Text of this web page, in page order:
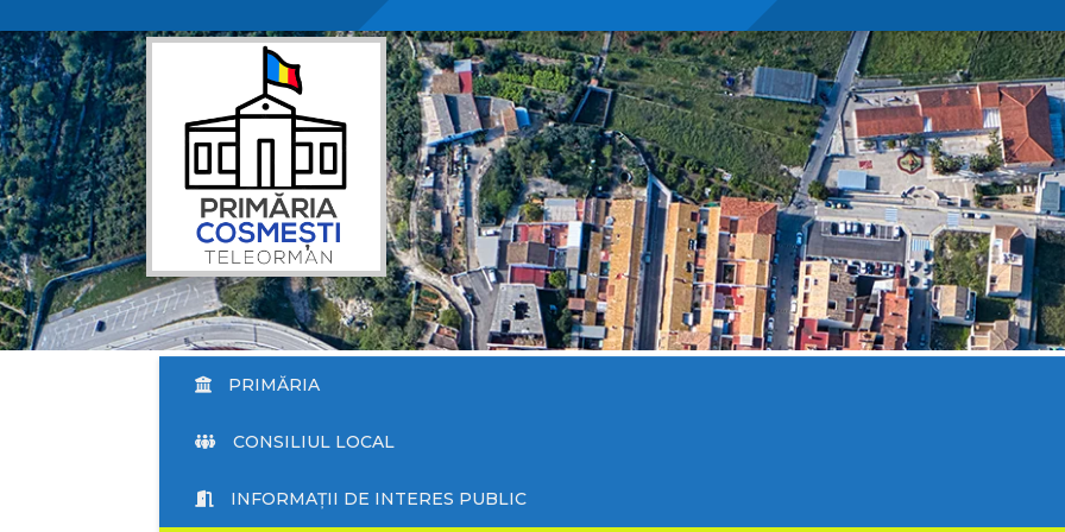
PRIMĂRIA
CONSILIUL LOCAL
INFORMAȚII DE INTERES PUBLIC